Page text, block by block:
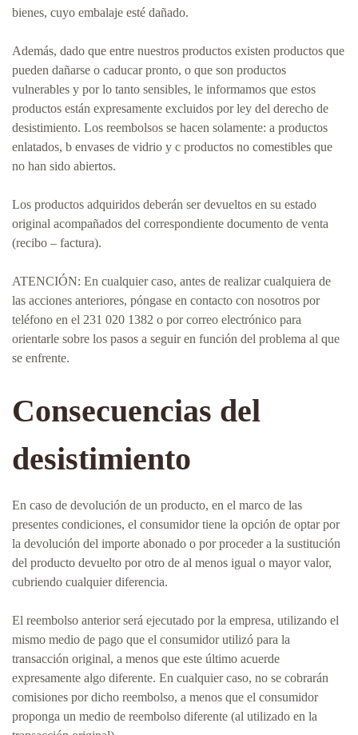
bienes, cuyo embalaje esté dañado.
Además, dado que entre nuestros productos existen productos que
pueden dañarse o caducar pronto, o que son productos
vulnerables y por lo tanto sensibles, le informamos que estos
productos están expresamente excluidos por ley del derecho de
desistimiento. Los reembolsos se hacen solamente: a productos
enlatados, b envases de vidrio y c productos no comestibles que
no han sido abiertos.
Los productos adquiridos deberán ser devueltos en su estado
original acompañados del correspondiente documento de venta
(recibo – factura).
ATENCIÓN: En cualquier caso, antes de realizar cualquiera de
las acciones anteriores, póngase en contacto con nosotros por
teléfono en el 231 020 1382 o por correo electrónico para
orientarle sobre los pasos a seguir en función del problema al que
se enfrente.
Consecuencias del
desistimiento
En caso de devolución de un producto, en el marco de las
presentes condiciones, el consumidor tiene la opción de optar por
la devolución del importe abonado o por proceder a la sustitución
del producto devuelto por otro de al menos igual o mayor valor,
cubriendo cualquier diferencia.
El reembolso anterior será ejecutado por la empresa, utilizando el
mismo medio de pago que el consumidor utilizó para la
transacción original, a menos que este último acuerde
expresamente algo diferente. En cualquier caso, no se cobrarán
comisiones por dicho reembolso, a menos que el consumidor
proponga un medio de reembolso diferente (al utilizado en la